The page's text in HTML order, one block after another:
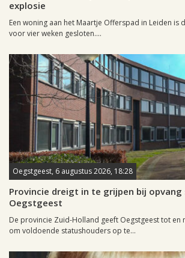
explosie
Een woning aan het Maartje Offerspad in Leiden is
voor vier weken gesloten....
Oegstgeest, 6 augustus 2026, 18:28
Provincie dreigt in te grijpen bij
Oegstgeest
De provincie Zuid-Holland geeft Oegstgeest tot en
om voldoende statushouders op te...